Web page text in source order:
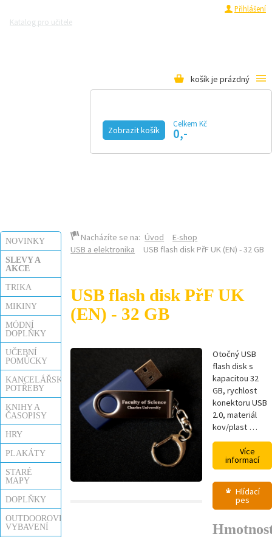
Přihlášení
Katalog pro učitele
košík je prázdný
Zobrazit košík
Celkem Kč
0,-
KALENDÁŘ AKCÍ
MAGAZÍN
NOVINKY
SLEVY A
AKCE
TRIKA
MIKINY
MÓDNÍ
DOPLŇKY
UČEBNÍ
POMŮCKY
KANCELÁŘSKÉ
POTŘEBY
KNIHY A
ČASOPISY
HRY
PLAKÁTY
STARÉ
MAPY
DOPLŇKY
OUTDOOROVÉ
VYBAVENÍ
Nacházíte se na: Úvod
E-shop
USB a elektronika
USB flash disk PřF UK (EN) - 32 GB
USB flash disk PřF UK
(EN) - 32 GB
Otočný USB
flash disk s
kapacitou 32
GB, rychlost
konektoru USB
2.0, materiál
kov/plast …
Více
informací
Hlídací
pes